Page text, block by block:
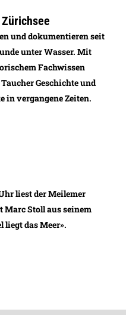
und dokumentieren seit
unter Wasser. Mit
Fachwissen
Geschichte und
in vergangene Zeiten.
liest der Meilemer
Marc Stoll aus seinem
liegt das Meer».